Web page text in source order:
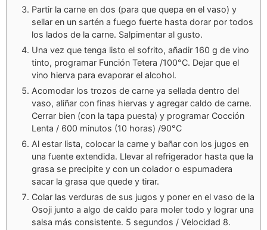
Partir la carne en dos (para que quepa en el vaso) y
sellar en un sartén a fuego fuerte hasta dorar por todos
los lados de la carne. Salpimentar al gusto.
Una vez que tenga listo el sofrito, añadir 160 g de vino
tinto, programar Función Tetera /100°C. Dejar que el
vino hierva para evaporar el alcohol.
Acomodar los trozos de carne ya sellada dentro del
vaso, aliñar con finas hiervas y agregar caldo de carne.
Cerrar bien (con la tapa puesta) y programar Cocción
Lenta / 600 minutos (10 horas) /90°C
Al estar lista, colocar la carne y bañar con los jugos en
una fuente extendida. Llevar al refrigerador hasta que la
grasa se precipite y con un colador o espumadera
sacar la grasa que quede y tirar.
Colar las verduras de sus jugos y poner en el vaso de la
Osoji junto a algo de caldo para moler todo y lograr una
salsa más consistente. 5 segundos / Velocidad 8.